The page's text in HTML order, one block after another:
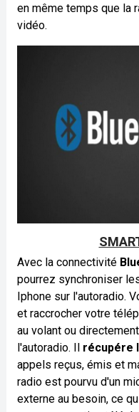
en même temps que la
vidéo.
Avec la connectivité
pourrez synchroniser
Iphone sur l'autoradio.
et raccrocher votre
au volant ou
l'autoradio. Il récupére
appels reçus, émis et
radio est pourvu d'un
externe au besoin, ce